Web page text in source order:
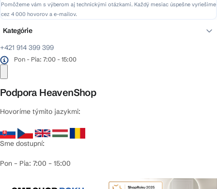
Pomôžeme vám s výberom aj technickými otázkami. Každý mesiac úspešne vyriešime
cez 4 000 hovorov a e-mailov.
+421 914 399 399
Pon - Pia: 7:00 - 15:00
Podpora HeavenShop
Hovoríme týmito jazykmi:
Sme dostupní:
Pon – Pia: 7:00 – 15:00
Kategórie